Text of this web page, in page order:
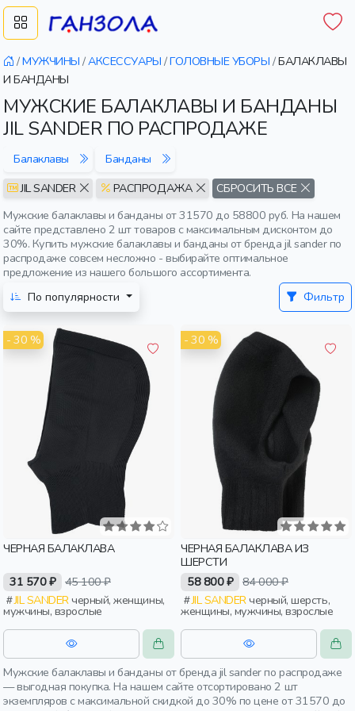
/МУЖЧИНЫ /АКСЕССУАРЫ /ГОЛОВНЫЕ УБОРЫ /БАЛАКЛАВЫ
И БАНДАНЫ
МУЖСКИЕ БАЛАКЛАВЫ И БАНДАНЫ
JIL SANDER ПО РАСПРОДАЖЕ
Балаклавы
Банданы
JIL SANDER
РАСПРОДАЖА
СБРОСИТЬ ВСЕ
Мужские балаклавы и банданы от 31570 до 58800 руб. На нашем
сайте представлено 2 шт товаров с максимальным дисконтом до
30%. Купить мужские балаклавы и банданы от бренда jil sander по
распродаже совсем несложно - выбирайте оптимальное
предложение из нашего большого ассортимента.
По популярности
Фильтр
- 30 %
ЧЕРНАЯ БАЛАКЛАВА
31 570 ₽ 45 100 ₽
JIL SANDERчерный, женщины,
мужчины, взрослые
- 30 %
ЧЕРНАЯ БАЛАКЛАВА ИЗ
ШЕРСТИ
58 800 ₽ 84 000 ₽
JIL SANDERчерный, шерсть,
женщины, мужчины, взрослые
Мужские балаклавы и банданы от бренда jil sander по распродаже
— выгодная покупка. На нашем сайте отсортировано 2 шт
экземпляров с максимальной скидкой до 30% по цене от 31570 до